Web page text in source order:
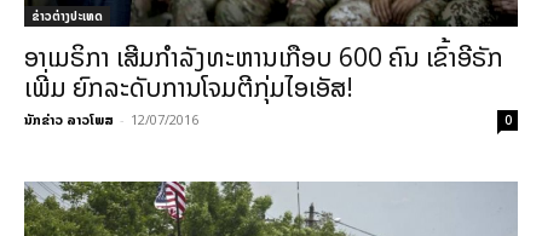
ຂ່າວຕ່າງປະເທດ
ອາເມຣິກາ ເສີມກຳລັງທະຫານເກືອບ 600 ຄົນ ເຂົ້າອີຣັກ
ເພີ່ມ ຍົກລະດັບການໂຈມຕີກຸ່ມໄອເອັສ!
ນັກຂ່າວ ລາວໂພສ - 12/07/2016 0